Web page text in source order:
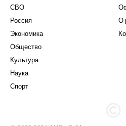
СВО
Россия
Экономика
Общество
Культура
Наука
Спорт
О